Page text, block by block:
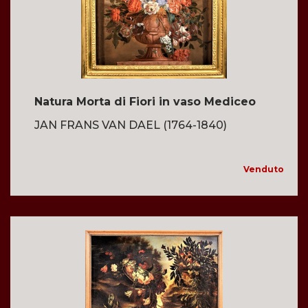
Natura Morta di Fiori in vaso Mediceo
JAN FRANS VAN DAEL (1764-1840)
Venduto